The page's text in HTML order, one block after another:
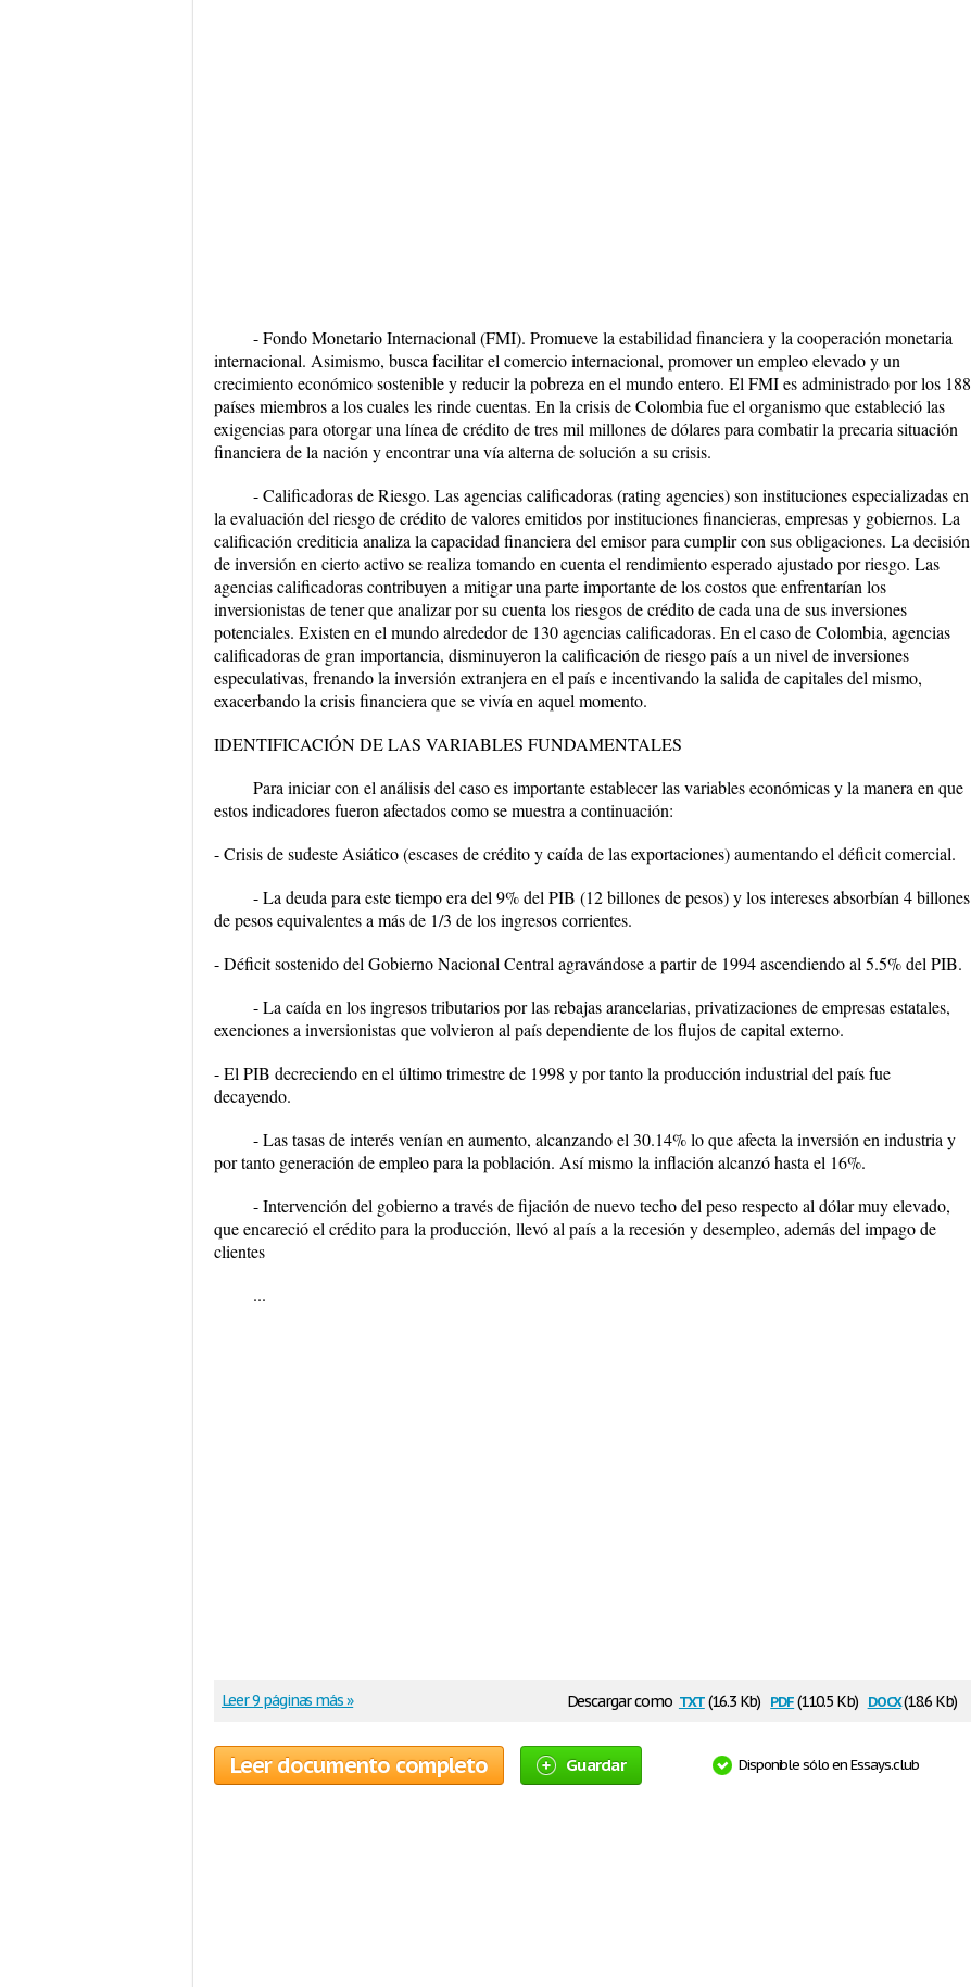
- Fondo Monetario Internacional (FMI). Promueve la estabilidad financiera y la cooperación monetaria
internacional. Asimismo, busca facilitar el comercio internacional, promover un empleo elevado y un
crecimiento económico sostenible y reducir la pobreza en el mundo entero. El FMI es administrado por los 188
países miembros a los cuales les rinde cuentas. En la crisis de Colombia fue el organismo que estableció las
exigencias para otorgar una línea de crédito de tres mil millones de dólares para combatir la precaria situación
financiera de la nación y encontrar una vía alterna de solución a su crisis.
- Calificadoras de Riesgo. Las agencias calificadoras (rating agencies) son instituciones especializadas en
la evaluación del riesgo de crédito de valores emitidos por instituciones financieras, empresas y gobiernos. La
calificación crediticia analiza la capacidad financiera del emisor para cumplir con sus obligaciones. La decisión
de inversión en cierto activo se realiza tomando en cuenta el rendimiento esperado ajustado por riesgo. Las
agencias calificadoras contribuyen a mitigar una parte importante de los costos que enfrentarían los
inversionistas de tener que analizar por su cuenta los riesgos de crédito de cada una de sus inversiones
potenciales. Existen en el mundo alrededor de 130 agencias calificadoras. En el caso de Colombia, agencias
calificadoras de gran importancia, disminuyeron la calificación de riesgo país a un nivel de inversiones
especulativas, frenando la inversión extranjera en el país e incentivando la salida de capitales del mismo,
exacerbando la crisis financiera que se vivía en aquel momento.
IDENTIFICACIÓN DE LAS VARIABLES FUNDAMENTALES
Para iniciar con el análisis del caso es importante establecer las variables económicas y la manera en que
estos indicadores fueron afectados como se muestra a continuación:
- Crisis de sudeste Asiático (escases de crédito y caída de las exportaciones) aumentando el déficit comercial.
- La deuda para este tiempo era del 9% del PIB (12 billones de pesos) y los intereses absorbían 4 billones
de pesos equivalentes a más de 1/3 de los ingresos corrientes.
- Déficit sostenido del Gobierno Nacional Central agravándose a partir de 1994 ascendiendo al 5.5% del PIB.
- La caída en los ingresos tributarios por las rebajas arancelarias, privatizaciones de empresas estatales,
exenciones a inversionistas que volvieron al país dependiente de los flujos de capital externo.
- El PIB decreciendo en el último trimestre de 1998 y por tanto la producción industrial del país fue
decayendo.
- Las tasas de interés venían en aumento, alcanzando el 30.14% lo que afecta la inversión en industria y
por tanto generación de empleo para la población. Así mismo la inflación alcanzó hasta el 16%.
- Intervención del gobierno a través de fijación de nuevo techo del peso respecto al dólar muy elevado,
que encareció el crédito para la producción, llevó al país a la recesión y desempleo, además del impago de
clientes
...
Descargar como txt(16.3 Kb) pdf(110.5 Kb) docx(18.6 Kb)
Leer 9 páginas más »
Leer documento completo Guardar Disponible sólo en Essays.club